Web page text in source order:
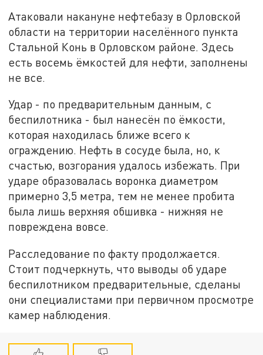
Атаковали накануне нефтебазу в Орловской
области на территории населённого пункта
Стальной Конь в Орловском районе. Здесь
есть восемь ёмкостей для нефти, заполнены
не все.
Удар - по предварительным данным, с
беспилотника - был нанесён по ёмкости,
которая находилась ближе всего к
ограждению. Нефть в сосуде была, но, к
счастью, возгорания удалось избежать. При
ударе образовалась воронка диаметром
примерно 3,5 метра, тем не менее пробита
была лишь верхняя обшивка - нижняя не
повреждена вовсе.
Расследование по факту продолжается.
Стоит подчеркнуть, что выводы об ударе
беспилотником предварительные, сделаны
они специалистами при первичном просмотре
камер наблюдения.